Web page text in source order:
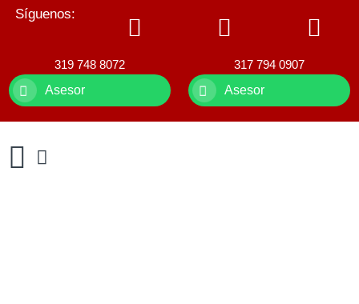
Síguenos:
319 748 8072
Asesor
317 794 0907
Asesor